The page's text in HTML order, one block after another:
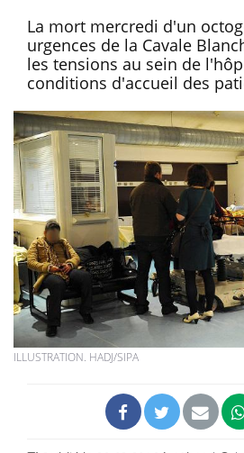
La mort mercredi d'un
urgences de la Cavale
les tensions au sein de
conditions d'accueil des
ILLUSTRATION. HADJ/SIPA